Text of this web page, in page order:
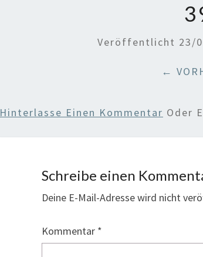
Veröffentlicht 23/
←
Hinterlasse Einen Kommentar Oder
Schreibe einen
Deine E-Mail-Adresse wird nicht
Kommentar *